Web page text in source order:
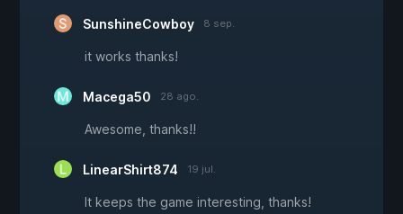
SunshineCowboy 8 sep.
it works thanks!
Macega50 28 ago.
Awesome, thanks!!
LinearShirt874 19 jul.
It keeps the game interesting, thanks!